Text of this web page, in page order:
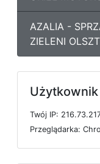
AZALIA -
ZIELENI
Użytkownik
Twój IP:
Przeglądarka: